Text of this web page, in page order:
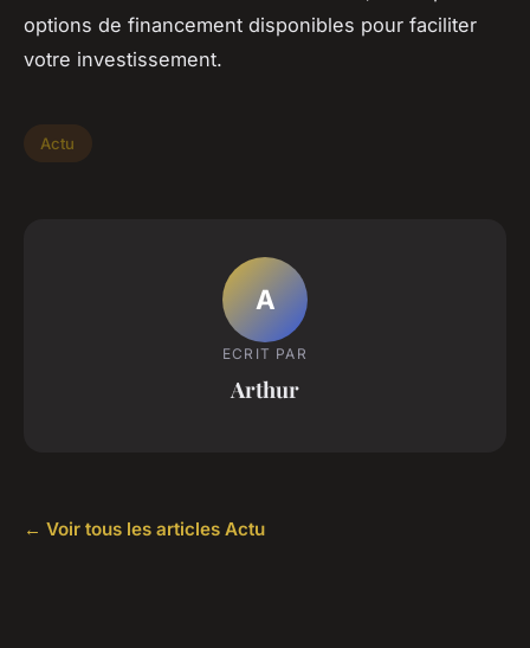
options de financement disponibles pour faciliter
votre investissement.
Actu
A
ECRIT PAR
Arthur
← Voir tous les articles Actu